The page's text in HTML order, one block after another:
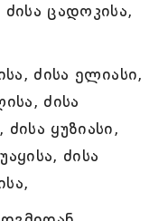
ცადოკისა,
ძისა ელიასი,
ძისა
ყუზიასი,
ძისა